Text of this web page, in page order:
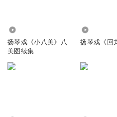
扬琴戏《小八美》八
美图续集
扬琴戏《回